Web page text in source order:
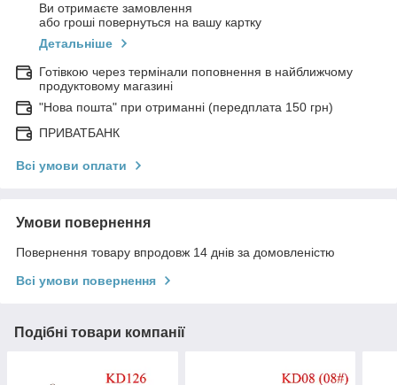
Ви отримаєте замовлення
або гроші повернуться на вашу картку
Детальніше
Готівкою через термінали поповнення в найближчому
продуктовому магазині
"Нова пошта" при отриманні (передплата 150 грн)
ПРИВАТБАНК
Всі умови оплати
Умови повернення
Повернення товару впродовж 14 днів за домовленістю
Всі умови повернення
Подібні товари компанії